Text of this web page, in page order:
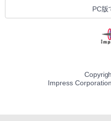
PC版
Impress